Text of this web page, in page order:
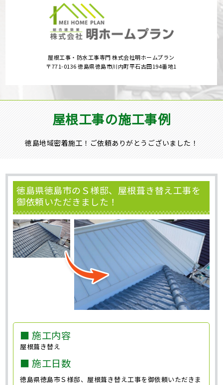
屋根工事・防水工事専門 株式会社明ホームプラン
〒771-0136 徳島県徳島市川内町平石古田194番地1
屋根工事の施工事例
徳島地域密着施工！ご依頼ありがとうございました！
徳島県徳島市のＳ様邸、屋根葺き替え工事を
御依頼いただきました！
■ 施工内容
屋根葺き替え
■ 施工日数
徳島県徳島市Ｓ様邸、屋根葺き替え工事を御依頼いただきま